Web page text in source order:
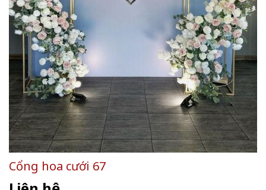
Cổng hoa cưới 67